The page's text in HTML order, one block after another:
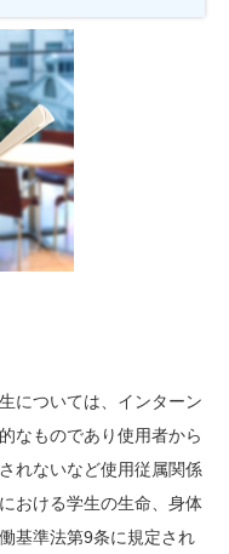
については、インターン
なものであり使用者から
れないなど使用従属関係
おける学生の生命、身体
基準法第9条に規定され